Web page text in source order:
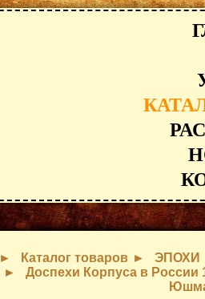
Каталог товаров
ЭПОХИ
Доспехи Корпуса в России